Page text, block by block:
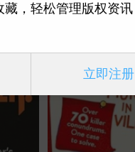
藏，轻松管理版权资讯
立即注册